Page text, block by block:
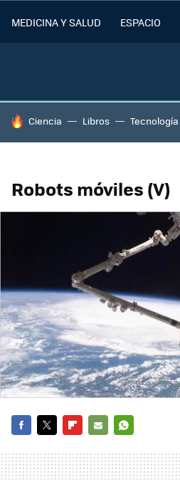
MEDICINA Y SALUD ESPACIO
HOY SE HABLA DE
Ciencia Libros Tecnología
Robots móviles (V)
MAIL